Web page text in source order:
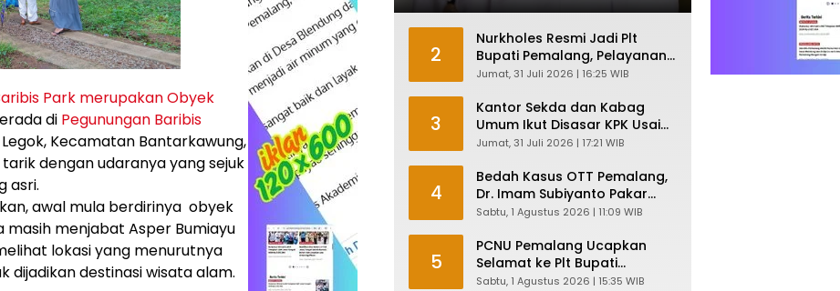
Park merupakan Obyek
di Pegunungan Baribis
Kecamatan Bantarkawung,
dengan udaranya yang sejuk
asri.
awal mula berdirinya obyek
masih menjabat Asper Bumiayu
lokasi yang menurutnya
dijadikan destinasi wisata alam.
2
Nurkholes Resmi Jadi Plt
Bupati Pemalang, Pelayanan
Publik Dijamin Tetap Lancar
Jumat, 31 Juli 2026 | 16:25 WIB
3
Kantor Sekda dan Kabag
Umum Ikut Disasar KPK Usai
Geledah Kantor Bupati
Jumat, 31 Juli 2026 | 17:21 WIB
4
Bedah Kasus OTT Pemalang,
Dr. Imam Subiyanto Pakar
Hukum Ungkap Teori
Sabtu, 1 Agustus 2026 | 11:09 WIB
5
PCNU Pemalang Ucapkan
Selamat ke Plt Bupati
Nurkholes: Pemimpin Adalah
Sabtu, 1 Agustus 2026 | 15:35 WIB